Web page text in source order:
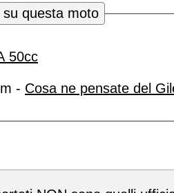
questa moto
50cc
- Cosa ne pensate del